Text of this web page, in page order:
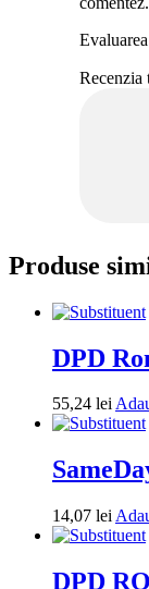
Recenzia
Produse
DPD
55,24 lei
14,07 lei
DPD